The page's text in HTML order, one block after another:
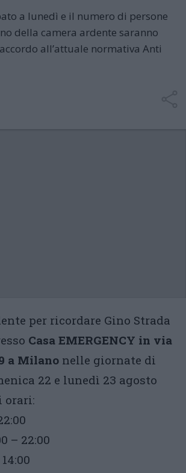
a lunedì e il numero di persone
della camera ardente saranno
all’attuale normativa Anti
per ricordare Gino Strada
Casa EMERGENCY in via
a Milano nelle giornate di
22 e lunedì 23 agosto
orari:
– 22:00